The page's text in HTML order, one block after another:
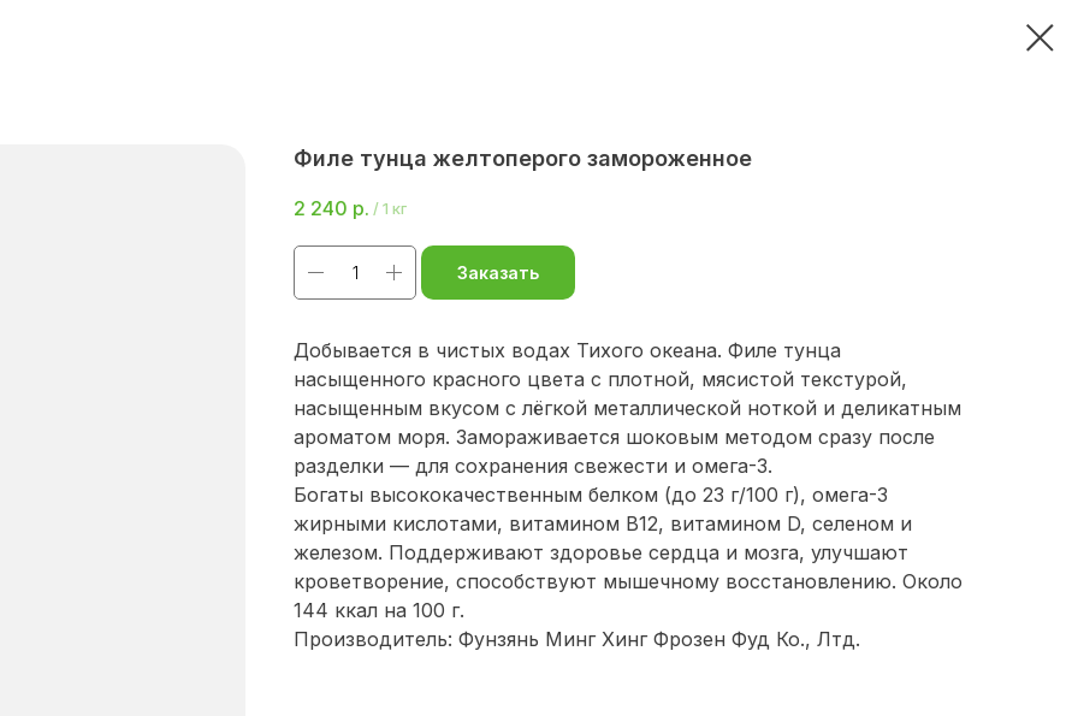
Филе тунца желтоперого замороженное
2 240 р. / 1 кг
Заказать
Добывается в чистых водах Тихого океана. Филе тунца
насыщенного красного цвета с плотной, мясистой текстурой,
насыщенным вкусом с лёгкой металлической ноткой и деликатным
ароматом моря. Замораживается шоковым методом сразу после
разделки — для сохранения свежести и омега-3.
Богаты высококачественным белком (до 23 г/100 г), омега-3
жирными кислотами, витамином В12, витамином D, селеном и
железом. Поддерживают здоровье сердца и мозга, улучшают
кроветворение, способствуют мышечному восстановлению. Около
144 ккал на 100 г.
Производитель: Фунзянь Минг Хинг Фрозен Фуд Ко., Лтд.